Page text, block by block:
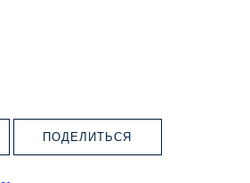
ПОДЕЛИТЬСЯ